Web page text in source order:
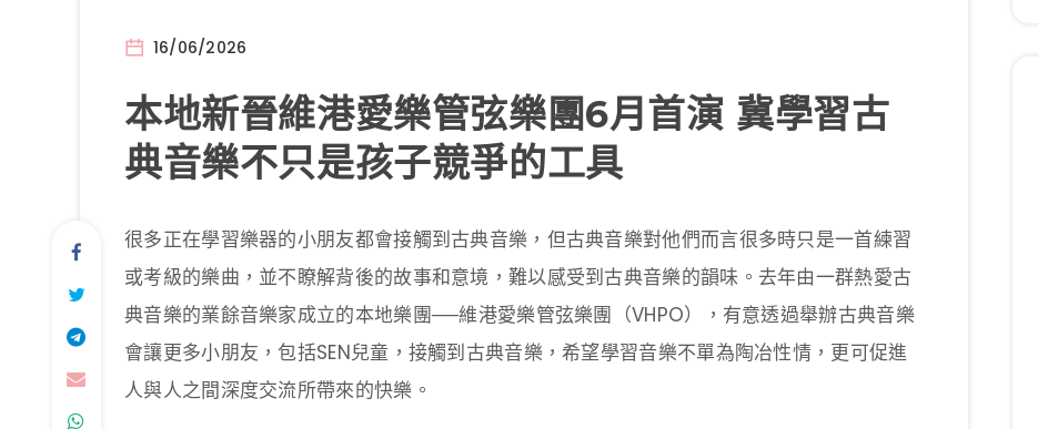
16/06/2026
本地新晉維港愛樂管弦樂團6月首演 冀學習古
典音樂不只是孩子競爭的工具
很多正在學習樂器的小朋友都會接觸到古典音樂，但古典音樂對他們而言很多時只是一首練習
或考級的樂曲，並不瞭解背後的故事和意境，難以感受到古典音樂的韻味。去年由一群熱愛古
典音樂的業餘音樂家成立的本地樂團──維港愛樂管弦樂團（VHPO），有意透過舉辦古典音樂
會讓更多小朋友，包括SEN兒童，接觸到古典音樂，希望學習音樂不單為陶冶性情，更可促進
人與人之間深度交流所帶來的快樂。